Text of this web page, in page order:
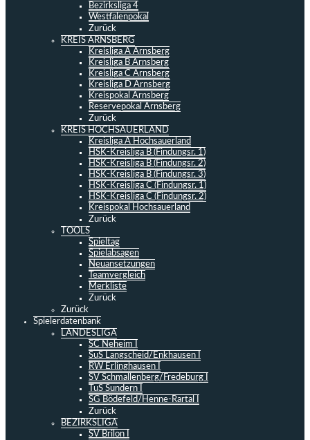
Bezirksliga 4
Westfalenpokal
Zurück
KREIS ARNSBERG
Kreisliga A Arnsberg
Kreisliga B Arnsberg
Kreisliga C Arnsberg
Kreisliga D Arnsberg
Kreispokal Arnsberg
Reservepokal Arnsberg
Zurück
KREIS HOCHSAUERLAND
Kreisliga A Hochsauerland
HSK-Kreisliga B (Findungsr. 1)
HSK-Kreisliga B (Findungsr. 2)
HSK-Kreisliga B (Findungsr. 3)
HSK-Kreisliga C (Findungsr. 1)
HSK-Kreisliga C (Findungsr. 2)
Kreispokal Hochsauerland
Zurück
TOOLS
Spieltag
Spielabsagen
Neuansetzungen
Teamvergleich
Merkliste
Zurück
Zurück
Spielerdatenbank
LANDESLIGA
SC Neheim I
SuS Langscheid/Enkhausen I
RW Erlinghausen I
SV Schmallenberg/Fredeburg I
TuS Sundern I
SG Bödefeld/Henne-Rartal I
Zurück
BEZIRKSLIGA
SV Brilon I